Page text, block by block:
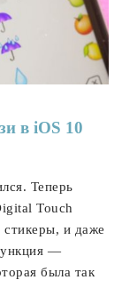
в iOS 10
Теперь
Touch
и даже
—
была так